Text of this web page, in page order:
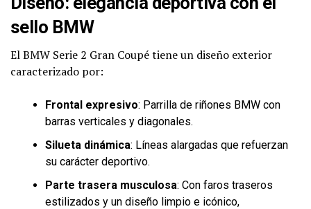
sello BMW
El BMW Serie 2 Gran Coupé tiene un diseño exterior
caracterizado por:
Frontal expresivo: Parrilla de riñones BMW con
barras verticales y diagonales.
Silueta dinámica: Líneas alargadas que refuerzan
su carácter deportivo.
Parte trasera musculosa: Con faros traseros
estilizados y un diseño limpio e icónico,